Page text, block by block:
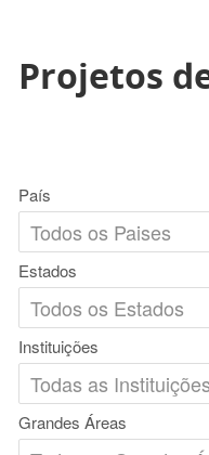
Projetos
País
Estados
Instituições
Grandes Áreas